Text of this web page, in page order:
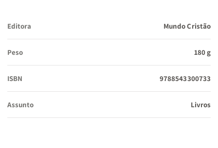
“Minha esperança é que, durante a leitura deste mosaico de
a um caminho singular para sua vida. O caminho daqueles que
Editora Mundo Cristão
Peso 180 g
ISBN 9788543300733
Assunto Livros